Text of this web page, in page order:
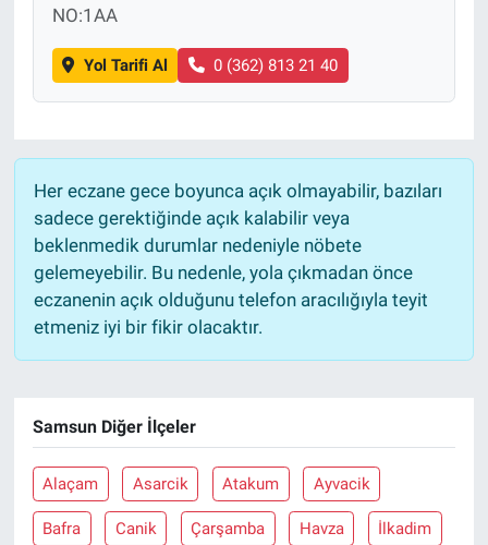
NO:1AA
Yol Tarifi Al 0 (362) 813 21 40
Her eczane gece boyunca açık olmayabilir, bazıları
sadece gerektiğinde açık kalabilir veya
beklenmedik durumlar nedeniyle nöbete
gelemeyebilir. Bu nedenle, yola çıkmadan önce
eczanenin açık olduğunu telefon aracılığıyla teyit
etmeniz iyi bir fikir olacaktır.
Samsun Diğer İlçeler
Alaçam Asarcik Atakum Ayvacik
Bafra Canik Çarşamba Havza İlkadim